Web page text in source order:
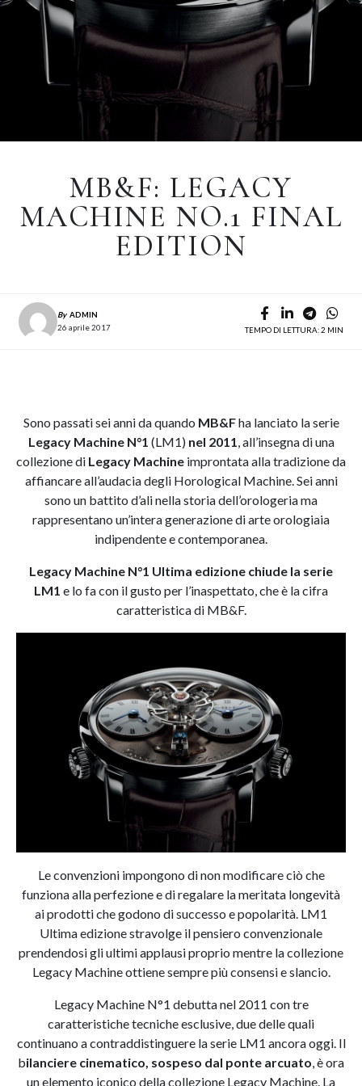
MB&F: LEGACY
MACHINE NO.1 FINAL
EDITION
By ADMIN
26 aprile 2017
TEMPO DI LETTURA: 2 MIN
Sono passati sei anni da quando MB&Fha lanciato la serie
Legacy Machine N°1 (LM1) nel 2011, all’insegna di una
collezione di Legacy Machine improntata alla tradizione da
affiancare all’audacia degli Horological Machine. Sei anni
sono un battito d’ali nella storia dell’orologeria ma
rappresentano un’intera generazione di arte orologiaia
indipendente e contemporanea.
Legacy Machine N°1 Ultima edizione chiude la serie
LM1 e lo fa con il gusto per l’inaspettato, che è la cifra
caratteristica di MB&F.
Le convenzioni impongono di non modificare ciò che
funziona alla perfezione e di regalare la meritata longevità
ai prodotti che godono di successo e popolarità. LM1
Ultima edizione stravolge il pensiero convenzionale
prendendosi gli ultimi applausi proprio mentre la collezione
Legacy Machine ottiene sempre più consensi e slancio.
Legacy Machine N°1 debutta nel 2011 con tre
caratteristiche tecniche esclusive, due delle quali
continuano a contraddistinguere la serie LM1 ancora oggi. Il
bilanciere cinematico, sospeso dal ponte arcuato, è ora
un elemento iconico della collezione Legacy Machine. La